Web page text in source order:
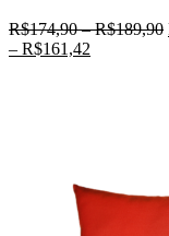
R$174,90–R$189,90
– R$161,42